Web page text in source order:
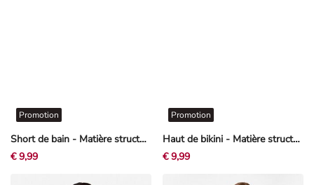
Short de bain - Matière structurée - beige
Promotion
€ 9,99
Haut de bikini - Matière structurée - beige
Promotion
€ 9,99